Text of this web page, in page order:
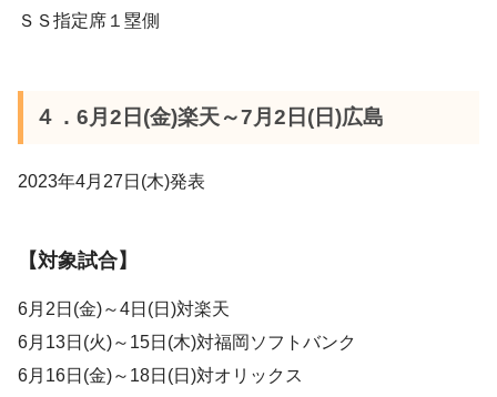
ＳＳ指定席１塁側
４．6月2日(金)楽天～7月2日(日)広島
2023年4月27日(木)発表
【対象試合】
6月2日(金)～4日(日)対楽天
6月13日(火)～15日(木)対福岡ソフトバンク
6月16日(金)～18日(日)対オリックス